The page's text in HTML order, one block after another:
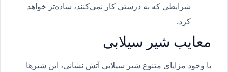
شرایطی که به درستی کار نمی‌کنند، ساده‌تر خواهد
کرد.
معایب شیر سیلابی
با وجود مزایای متنوع شیر سیلابی آتش نشانی، این شیرها